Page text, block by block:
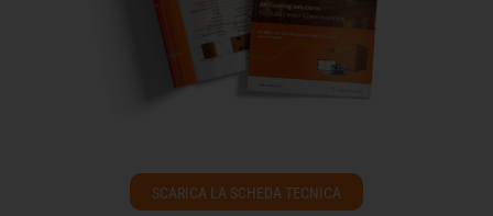
SCARICA LA SCHEDA TECNICA